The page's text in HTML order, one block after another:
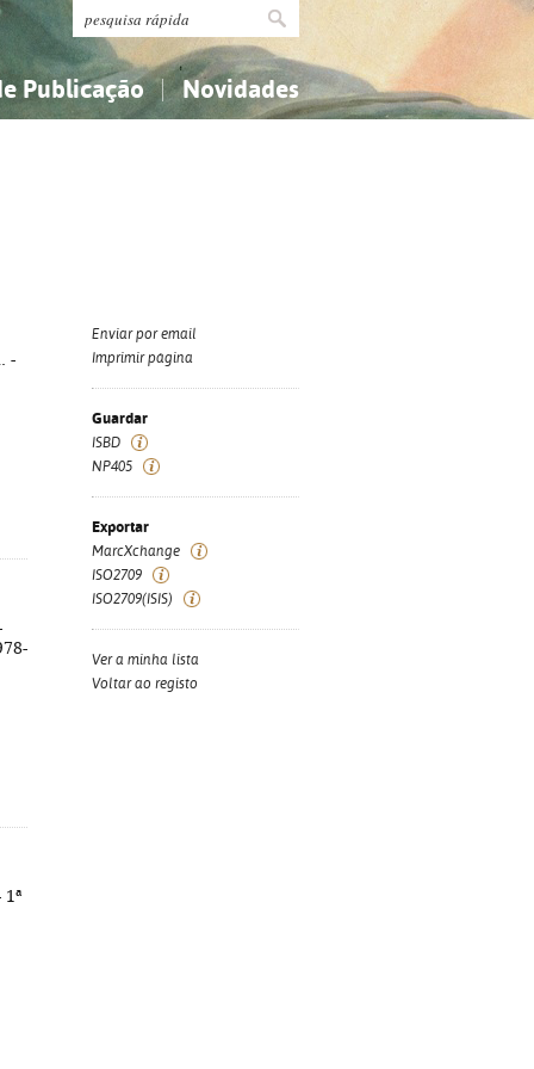
Publicação Novidades
-
Enviar por email
Imprimir página
Guardar
ISBD
NP405
Exportar
MarcXchange
ISO2709
ISO2709(ISIS)
Ver a minha lista
Voltar ao registo